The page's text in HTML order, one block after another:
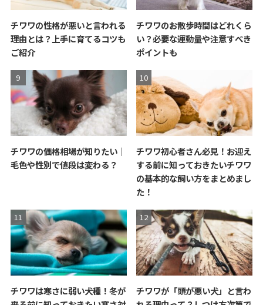
チワワの性格が悪いと言われる
理由とは？上手に育てるコツも
ご紹介
チワワのお散歩時間はどれくら
い？必要な運動量や注意すべき
ポイントも
チワワの価格相場が知りたい｜
毛色や性別で値段は変わる？
チワワ初心者さん必見！お迎え
する前に知っておきたいチワワ
の基本的な飼い方をまとめまし
た！
チワワは寒さに弱い犬種！冬が
チワワが「頭が悪い犬」と言わ